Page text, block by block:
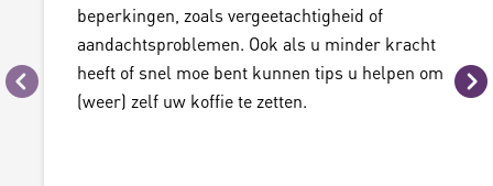
Vorige
beperkingen, zoals vergeetachtigheid of
aandachtsproblemen. Ook als u minder kracht
heeft of snel moe bent kunnen tips u helpen om
(weer) zelf uw koffie te zetten.